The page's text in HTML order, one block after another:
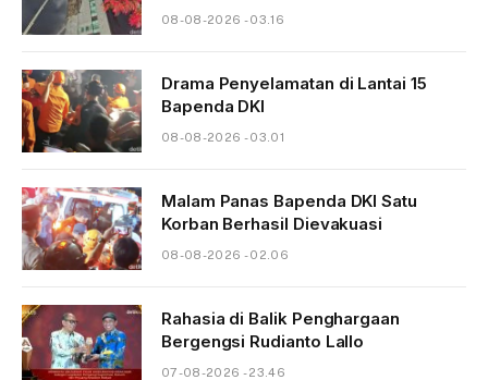
08-08-2026 - 03.16
Drama Penyelamatan di Lantai 15
Bapenda DKI
08-08-2026 - 03.01
Malam Panas Bapenda DKI Satu
Korban Berhasil Dievakuasi
08-08-2026 - 02.06
Rahasia di Balik Penghargaan
Bergengsi Rudianto Lallo
07-08-2026 - 23.46